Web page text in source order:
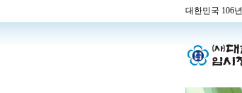
대한민국 106년